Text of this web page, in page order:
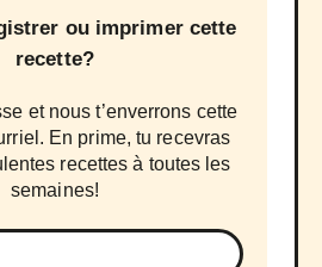
ou imprimer cette
recette?
et nous t’enverrons cette
En prime, tu recevras
recettes à toutes les
semaines!